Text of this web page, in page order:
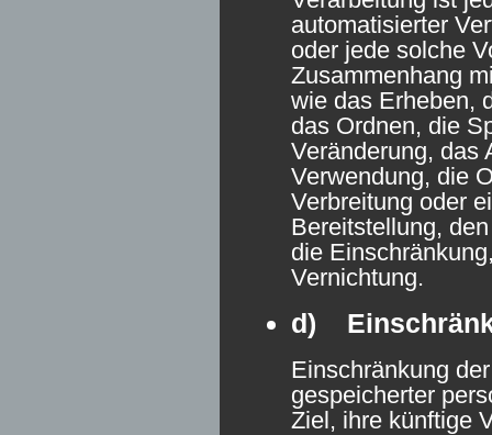
automatisierter
oder jede solche
Zusammenhang
wie das Erheben,
das Ordnen, die
Veränderung, das
Verwendung, die
Verbreitung oder
Bereitstellung,
die
Vernichtung.
d)
Einschränkung
gespeicherter
Ziel, ihre künftige